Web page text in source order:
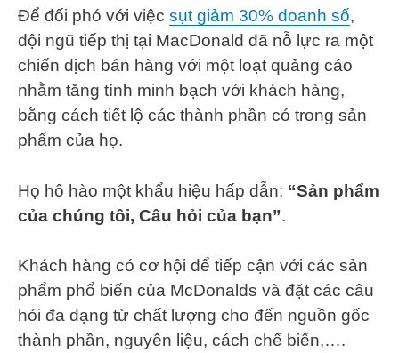
Để đối phó với việc sụt giảm 30% doanh số,
đội ngũ tiếp thị tại MacDonald đã nỗ lực ra một
chiến dịch bán hàng với một loạt quảng cáo
nhằm tăng tính minh bạch với khách hàng,
bằng cách tiết lộ các thành phần có trong sản
phẩm của họ.
Họ hô hào một khẩu hiệu hấp dẫn: “Sản phẩm
của chúng tôi, Câu hỏi của bạn”.
Khách hàng có cơ hội để tiếp cận với các sản
phẩm phổ biến của McDonalds và đặt các câu
hỏi đa dạng từ chất lượng cho đến nguồn gốc
thành phần, nguyên liệu, cách chế biến,….